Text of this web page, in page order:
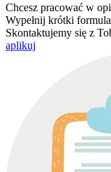
Chcesz pracować w
Wypełnij krótki
Skontaktujemy się z
aplikuj